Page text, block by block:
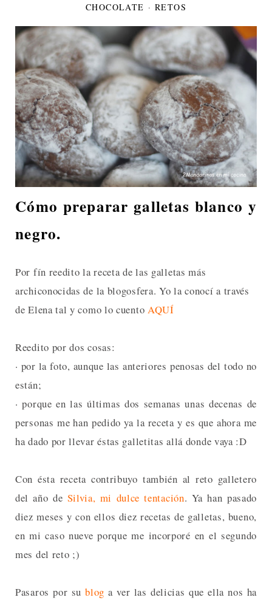
CHOCOLATE · RETOS
Cómo preparar galletas blanco y
negro.
Por fín reedito la receta de las galletas más
archiconocidas de la blogosfera. Yo la conocí a través
de Elena tal y como lo cuento AQUÍ
Reedito por dos cosas:
· por la foto, aunque las anteriores penosas del todo no
están;
· porque en las últimas dos semanas unas decenas de
personas me han pedido ya la receta y es que ahora me
ha dado por llevar éstas galletitas allá donde vaya :D
Con ésta receta contribuyo también al reto galletero
del año de Silvia, mi dulce tentación. Ya han pasado
diez meses y con ellos diez recetas de galletas, bueno,
en mi caso nueve porque me incorporé en el segundo
mes del reto ;)
Pasaros por sublog a ver las delicias que ella nos ha